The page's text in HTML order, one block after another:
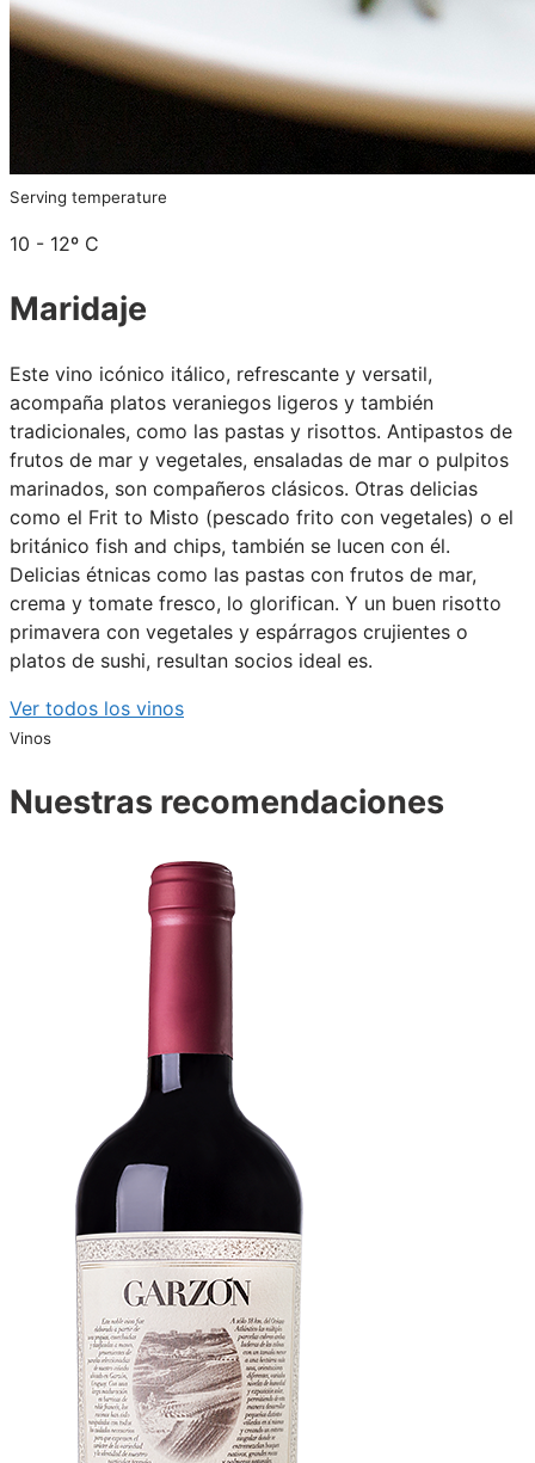
Serving temperature
10 - 12º C
Maridaje
Este vino icónico itálico, refrescante y versatil,
acompaña platos veraniegos ligeros y también
tradicionales, como las pastas y risottos. Antipastos de
frutos de mar y vegetales, ensaladas de mar o pulpitos
marinados, son compañeros clásicos. Otras delicias
como el Frit to Misto (pescado frito con vegetales) o el
británico fish and chips, también se lucen con él.
Delicias étnicas como las pastas con frutos de mar,
crema y tomate fresco, lo glorifican. Y un buen risotto
primavera con vegetales y espárragos crujientes o
platos de sushi, resultan socios ideal es.
Ver todos los vinos
Vinos
Nuestras recomendaciones